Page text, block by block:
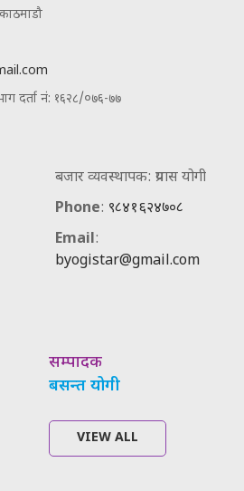
दर्ता नं: १६२८/०७६-७७
बजार व्यवस्थापक: प्रयास योगी
Phone: ९८४१६२४७०८
Email:
byogistar@gmail.com
सम्पादक
बसन्त योगी
VIEW ALL